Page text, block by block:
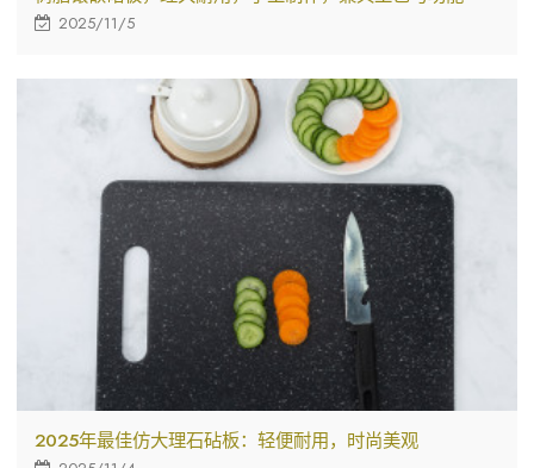
2025/11/5
2025年最佳仿大理石砧板：轻便耐用，时尚美观